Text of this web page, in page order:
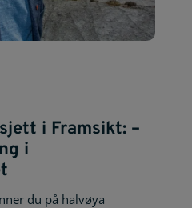
i Framsikt: –
i
du på halvøya